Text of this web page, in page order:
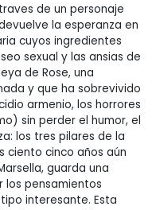
de un personaje
la esperanza en
cuyos ingredientes
sexual y las ansias de
de Rose, una
y que ha sobrevivido
armenio, los horrores
sin perder el humor, el
los tres pilares de la
ciento cinco años aún
guarda una
los pensamientos
interesante. Esta